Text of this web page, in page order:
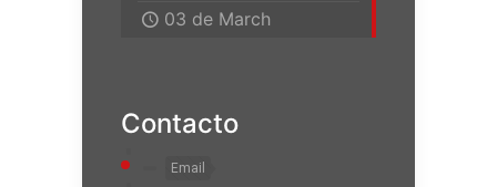
03 de March
Contacto
Email